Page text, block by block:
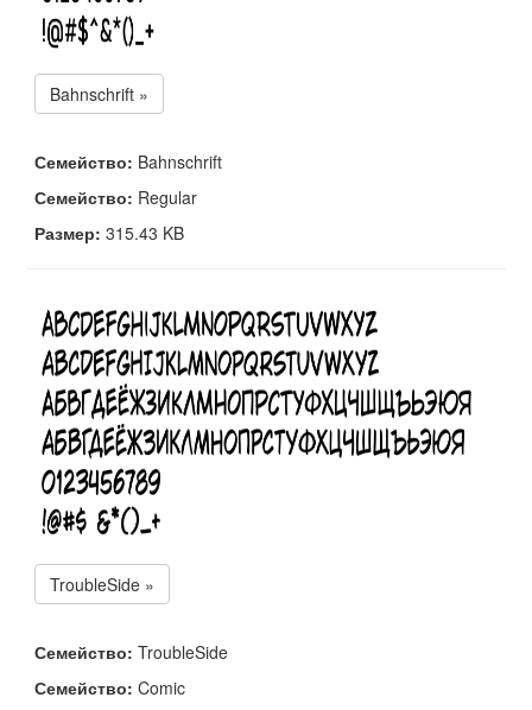
Bahnschrift »
Семейство: Bahnschrift
Семейство: Regular
Размер: 315.43 KB
TroubleSide »
Семейство: TroubleSide
Семейство: Comic